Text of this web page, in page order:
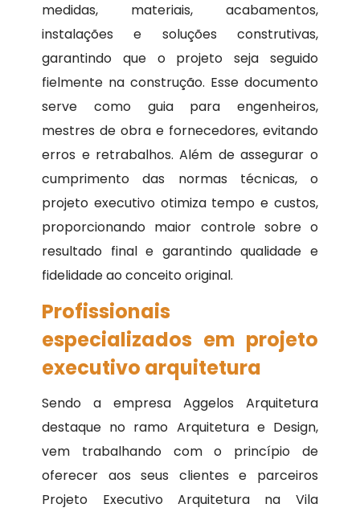
medidas, materiais, acabamentos,
instalações e soluções construtivas,
garantindo que o projeto seja seguido
fielmente na construção. Esse documento
serve como guia para engenheiros,
mestres de obra e fornecedores, evitando
erros e retrabalhos. Além de assegurar o
cumprimento das normas técnicas, o
projeto executivo otimiza tempo e custos,
proporcionando maior controle sobre o
resultado final e garantindo qualidade e
fidelidade ao conceito original.
Profissionais
especializados em projeto
executivo arquitetura
Sendo a empresa Aggelos Arquitetura
destaque no ramo Arquitetura e Design,
vem trabalhando com o princípio de
oferecer aos seus clientes e parceiros
Projeto Executivo Arquitetura na Vila